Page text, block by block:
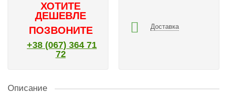
ХОТИТЕ
ДЕШЕВЛЕ
ПОЗВОНИТЕ
+38 (067) 364 71
72
Доставка
Описание